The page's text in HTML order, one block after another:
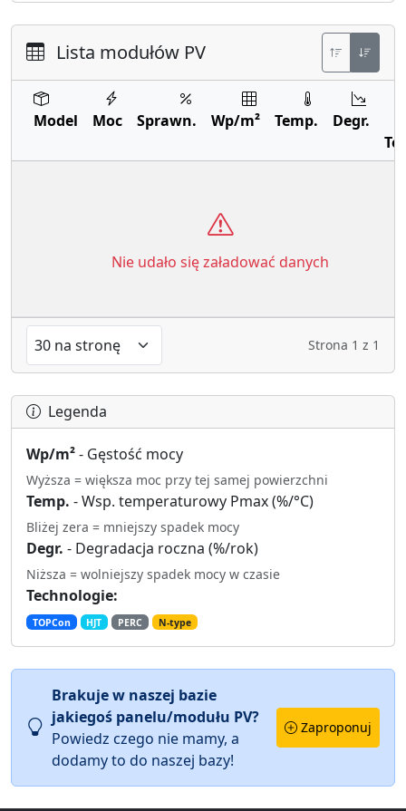
Lista modułów PV
Model Moc Sprawn. Wp/m² Temp.
Degr.
Nie udało się załadować danych
Strona 1 z 1
Legenda
Wp/m²- Gęstość mocy
Wyższa = większa moc przy tej samej powierzchni
Temp. - Wsp. temperaturowy Pmax (%/°C)
Bliżej zera = mniejszy spadek mocy
Degr. - Degradacja roczna (%/rok)
Niższa = wolniejszy spadek mocy w czasie
Technologie:
TOPCon HJT PERC N-type
Brakuje w naszej bazie
jakiegoś panelu/modułu PV?
Powiedz czego nie mamy, a
dodamy to do naszej bazy!
Zaproponuj